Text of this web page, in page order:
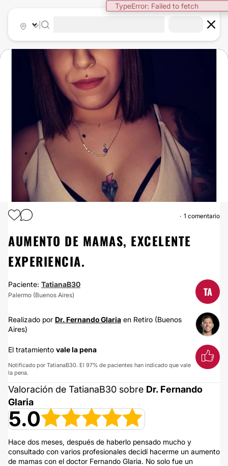
TypeError: Failed to fetch
AUMENTO MAMAS
1 comentario
AUMENTO DE MAMAS, EXCELENTE
EXPERIENCIA.
Paciente: TatianaB30
Palermo (Buenos Aires) TA
Realizado por Dr. Fernando Glaria en Retiro (Buenos
Aires)
El tratamiento vale la pena
Notificado por TatianaB30. El 97% de pacientes han indicado que vale
la pena.
Valoración de TatianaB30 sobre Dr. Fernando
Glaria
5.0
Hace dos meses, después de haberlo pensado mucho y
consultado con varios profesionales decidí hacerme un aumento
de mamas con el doctor Fernando Glaria. No solo fue un